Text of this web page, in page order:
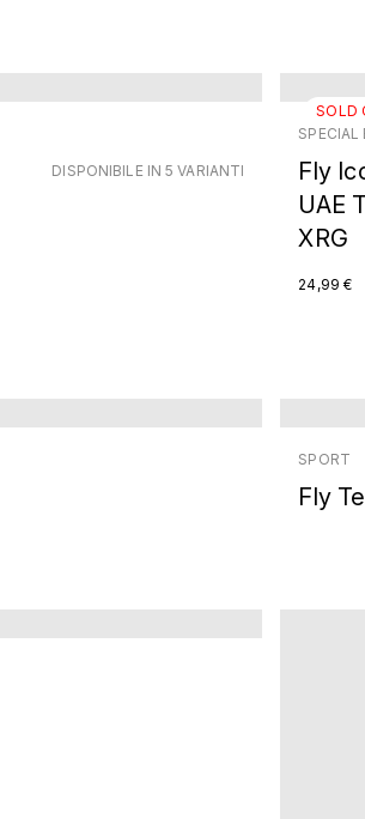
DISPONIBILE IN 5 VARIANTI
SOLD
SPECIAL
Fly
UAE
XRG
24,99 €
SPORT
Fly